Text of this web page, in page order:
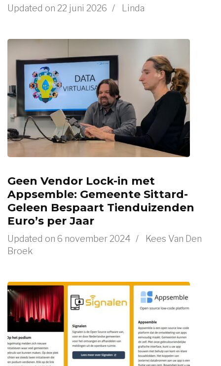
Updated on 22 juni 2026 / Linda
Geen Vendor Lock-in met
Appsemble: Gemeente Sittard-
Geleen Bespaart Tienduizenden
Euro’s per Jaar
Updated on 6 november 2024 /
Kees Van Den
Broek